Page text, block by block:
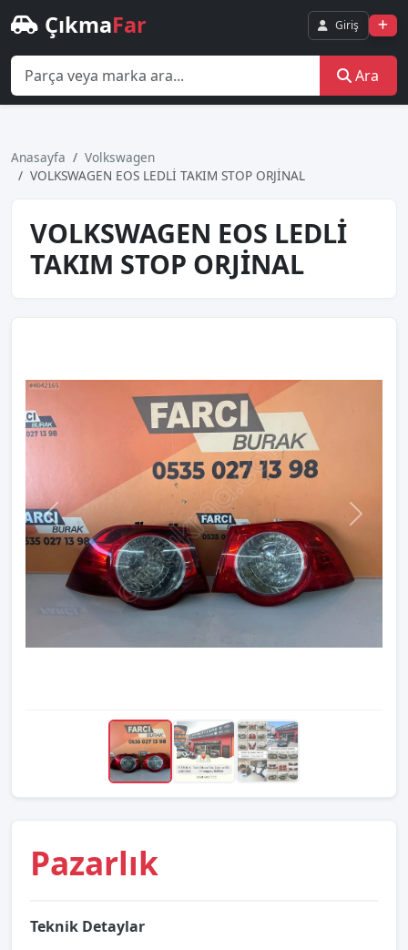
ÇıkmaFar Giriş
Ara
Anasayfa
Volkswagen
VOLKSWAGEN EOS LEDLİ TAKIM STOP ORJİNAL
VOLKSWAGEN EOS LEDLİ
TAKIM STOP ORJİNAL
Pazarlık
Teknik Detaylar